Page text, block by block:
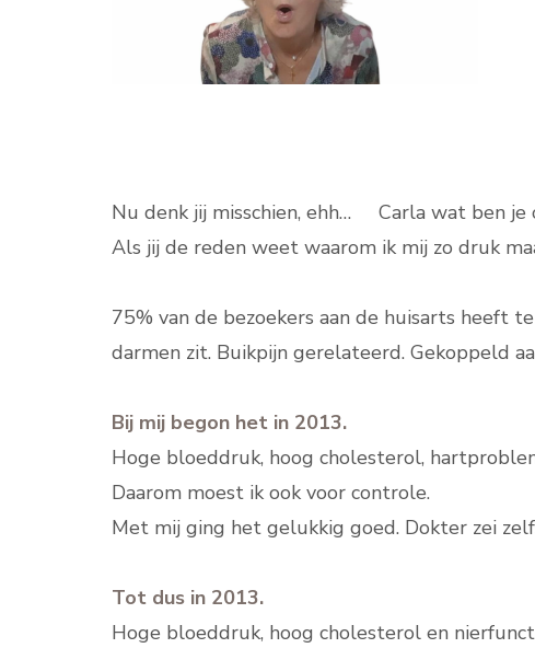
Nu denk jij misschien, ehh… Carla wat ben je
Als jij de reden weet waarom ik mij zo druk
75% van de bezoekers aan de huisarts heeft
darmen zit. Buikpijn gerelateerd. Gekoppeld
Bij mij begon het in 2013.
Hoge bloeddruk, hoog cholesterol,
Daarom moest ik ook voor controle.
Met mij ging het gelukkig goed. Dokter zei
Tot dus in 2013.
Hoge bloeddruk, hoog cholesterol en